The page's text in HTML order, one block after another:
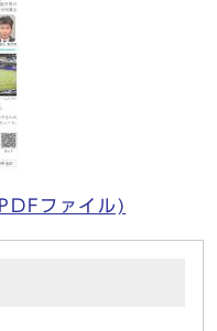
ファイル)